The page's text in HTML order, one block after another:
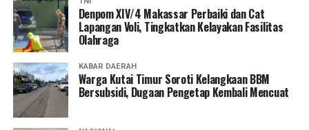
Denpom XIV/4 Makassar Perbaiki dan Cat
Lapangan Voli, Tingkatkan Kelayakan Fasilitas
Olahraga
KABAR DAERAH
Warga Kutai Timur Soroti Kelangkaan BBM
Bersubsidi, Dugaan Pengetap Kembali Mencuat